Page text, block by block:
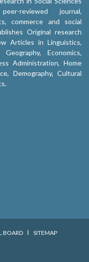
reviewed journal,
commerce and social
Original research
Articles in Linguistics,
Economics,
Administration, Home
Demography, Cultural
BOARD I SITEMAP